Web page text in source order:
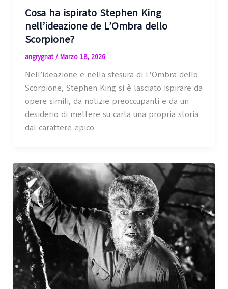
Cosa ha ispirato Stephen King
nell’ideazione de L’Ombra dello
Scorpione?
angrygnat/ Marzo 18, 2026
Nell’ideazione e nella stesura di L’Ombra dello
Scorpione, Stephen King si è lasciato ispirare da
opere simili, da notizie preoccupanti e da un
desiderio di mettere su carta una propria storia
dal carattere epico